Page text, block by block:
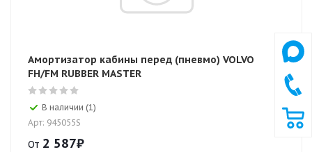
Амортизатор кабины перед (пневмо) VOLVO
FH/FM RUBBER MASTER
В наличии (1)
Арт: 945055S
От 2 587₽